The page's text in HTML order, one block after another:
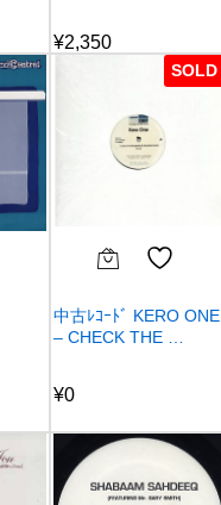
¥2,350
SOLD
中古ﾚｺｰﾄﾞ KERO ONE
– CHECK THE …
¥0